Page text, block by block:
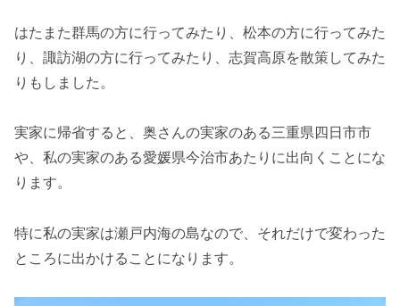
はたまた群馬の方に行ってみたり、松本の方に行ってみた
り、諏訪湖の方に行ってみたり、志賀高原を散策してみた
りもしました。
実家に帰省すると、奥さんの実家のある三重県四日市市
や、私の実家のある愛媛県今治市あたりに出向くことにな
ります。
特に私の実家は瀬戸内海の島なので、それだけで変わった
ところに出かけることになります。